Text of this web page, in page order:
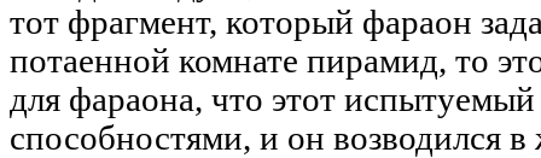
тот фрагмент, который фараон
потаенной комнате пирамид, то
для фараона, что этот
способностями, и он возводился